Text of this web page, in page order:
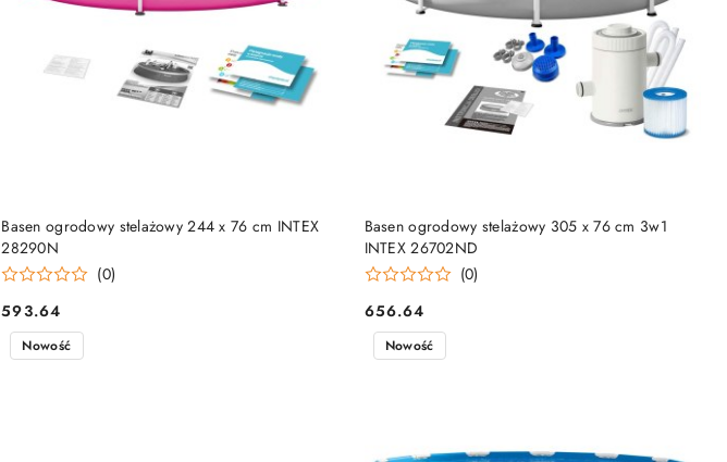
Basen ogrodowy stelażowy 244 x 76 cm INTEX
28290N
(0)
Cena:
593.64
PRODUKT NIEDOSTĘPNY
Basen ogrodowy stelażowy 305 x 76 cm 3w1
INTEX 26702ND
(0)
Cena:
656.64
PRODUKT NIEDOSTĘPNY
Nowość Nowość